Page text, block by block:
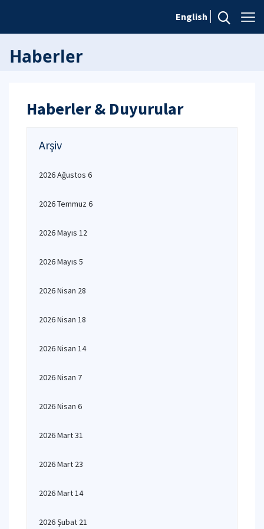
English
Haberler
Haberler & Duyurular
Arşiv
2026 Ağustos 6
2026 Temmuz 6
2026 Mayıs 12
2026 Mayıs 5
2026 Nisan 28
2026 Nisan 18
2026 Nisan 14
2026 Nisan 7
2026 Nisan 6
2026 Mart 31
2026 Mart 23
2026 Mart 14
2026 Şubat 21